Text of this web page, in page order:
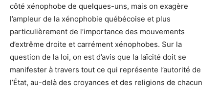
côté xénophobe de quelques-uns, mais on exagère
l’ampleur de la xénophobie québécoise et plus
particulièrement de l’importance des mouvements
d’extrême droite et carrément xénophobes. Sur la
question de la loi, on est d’avis que la laïcité doit se
manifester à travers tout ce qui représente l’autorité de
l’État, au-delà des croyances et des religions de chacun